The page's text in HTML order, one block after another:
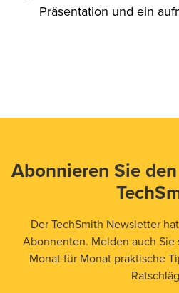
Präsentation und ein
Abonnieren Sie
Der TechSmith Newsletter
Abonnenten. Melden auch Sie
Monat für Monat praktische